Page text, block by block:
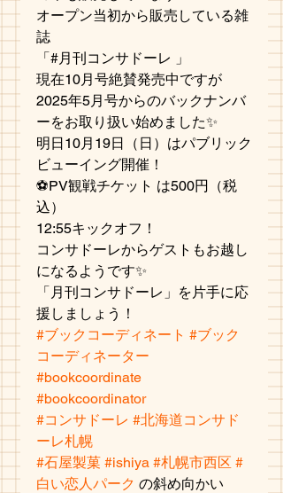
オープン当初から販売している雑
誌
「#月刊コンサドーレ 」
現在10月号絶賛発売中ですが
2025年5月号からのバックナンバ
ーをお取り扱い始めました✨
明日10月19日（日）はパブリック
ビューイング開催！
⚽️PV観戦チケット は500円（税
込）
12:55キックオフ！
コンサドーレからゲストもお越し
になるようです✨
「月刊コンサドーレ」を片手に応
援しましょう！
#ブックコーディネート #ブック
コーディネーター
#bookcoordinate
#bookcoordinator
#コンサドーレ #北海道コンサド
ーレ札幌
#石屋製菓 #ishiya #札幌市西区 #
白い恋人パーク の斜め向かい